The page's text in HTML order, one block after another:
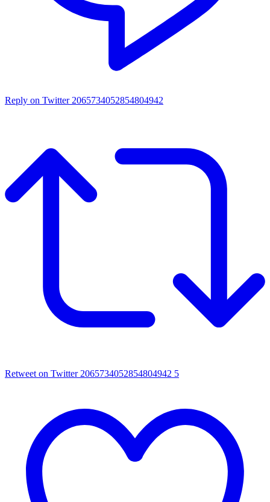
Reply on Twitter 2065734052854804942
Retweet on Twitter 2065734052854804942 5